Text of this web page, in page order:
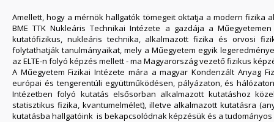
Amellett, hogy a mérnök hallgatók tömegeit oktatja a modern fizika
BME TTK Nukleáris Technikai Intézete a gazdája a
kutatófizikus, nukleáris technika, alkalmazott fizika és orvosi
folytathatják tanulmányaikat, mely a Műegyetem egyik
az ELTE-n folyó képzés mellett - ma Magyarország vezető fizikus
A Műegyetem Fizikai Intézete mára a magyar Kondenzált Anyag
európai és tengerentúli együttműködésen, pályázaton, és
Intézetben folyó kutatás elsősorban alkalmazott kutatáshoz
statisztikus fizika, kvantumelmélet), illetve alkalmazott kutatásra
kutatásba hallgatóink is bekapcsolódnak képzésük és a tudományos